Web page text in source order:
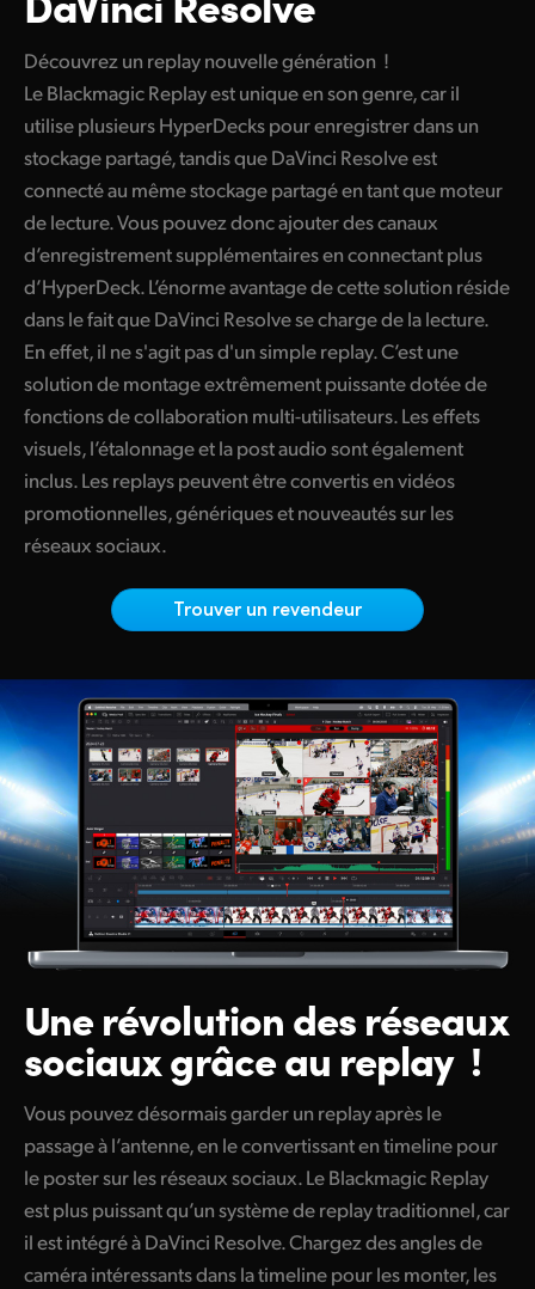
Finland
France
Germany
Hong Kong SAR, China
India
Italy
Japan
Korea
Malaysia
Netherlands
New Zealand
Portugal
South Africa
Spain
Sweden
Turkey
Ukraine
United Kingdom
United States
Découvrez un replay nouvelle génération !
Le Blackmagic Replay est unique en son genre, car il
utilise plusieurs HyperDecks pour enregistrer dans un
stockage partagé, tandis que DaVinci Resolve est
connecté au même stockage partagé en tant que moteur
de lecture. Vous pouvez donc ajouter des canaux
d’enregistrement supplémentaires en connectant plus
d’HyperDeck. L’énorme avantage de cette solution réside
dans le fait que DaVinci Resolve se charge de la lecture.
En effet, il ne s'agit pas d'un simple replay. C’est une
solution de montage extrêmement puissante dotée de
fonctions de collaboration multi-utilisateurs. Les effets
visuels, l’étalonnage et la post audio sont également
inclus. Les replays peuvent être convertis en vidéos
promotionnelles, génériques et nouveautés sur les
réseaux sociaux.
Trouver un revendeur
Une révolution desréseaux
sociaux grâce au replay !
Vous pouvez désormais garder un replay après le
passage à l’antenne, en le convertissant en timeline pour
le poster sur les réseaux sociaux. Le Blackmagic Replay
est plus puissant qu’un système de replay traditionnel, car
il est intégré à DaVinci Resolve. Chargez des angles de
caméra intéressants dans la timeline pour les monter, les